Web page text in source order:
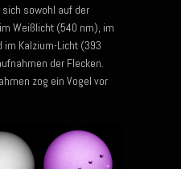
sowohl auf der
Weißlicht (540 nm), im
im Kalzium-Licht (393
der Flecken.
zog ein Vogel vor